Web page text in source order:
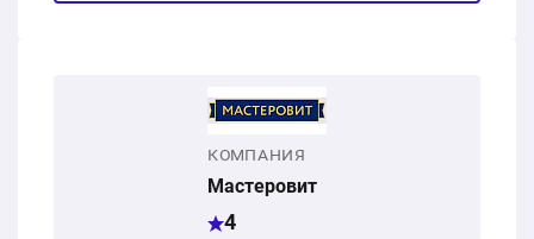
КОМПАНИЯ
Мастеровит
4